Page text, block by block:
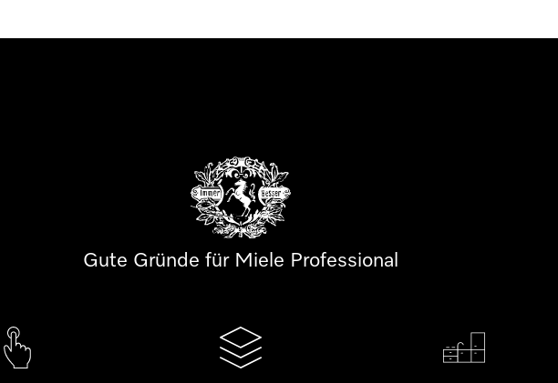
Gute Gründe für Miele Professional